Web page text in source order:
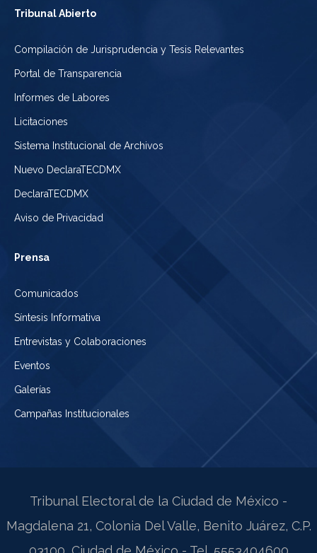
Tribunal Abierto
Compilación de Jurisprudencia y Tesis Relevantes
Portal de Transparencia
Informes de Labores
Licitaciones
Sistema Institucional de Archivos
Nuevo DeclaraTECDMX
DeclaraTECDMX
Aviso de Privacidad
Prensa
Comunicados
Síntesis Informativa
Entrevistas y Colaboraciones
Eventos
Galerías
Campañas Institucionales
Tribunal Electoral de la Ciudad de México -
Magdalena 21, Colonia Del Valle, Benito Juárez, C.P.